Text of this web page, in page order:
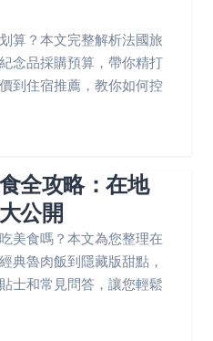
算？本文完整解析法國旅
念品採購預算，帶你精打
到住宿推薦，教你如何控
全攻略：在地
公開
美食嗎？本文為您整理在
典魯肉飯到隱藏版甜點，
士和常見問答，讓您輕鬆